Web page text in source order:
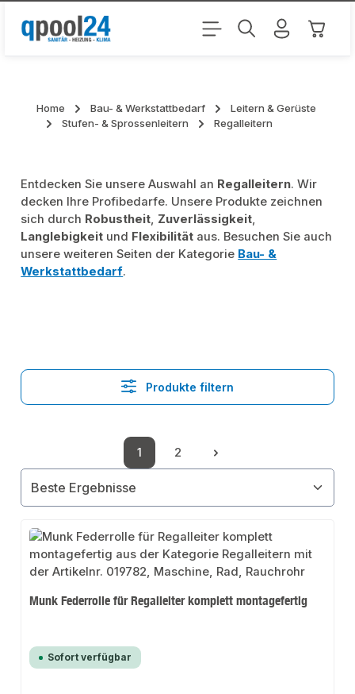
Zum Hauptinhalt springen
Home Bau- & Werkstattbedarf
Leitern & Gerüste
Stufen- & Sprossenleitern
Regalleitern
Entdecken Sie unsere Auswahl an Regalleitern. Wir
decken Ihre Profibedarfe. Unsere Produkte zeichnen
sich durch Robustheit, Zuverlässigkeit,
Langlebigkeit und Flexibilität aus. Besuchen Sie auch
unsere weiteren Seiten der Kategorie Bau- &
Werkstattbedarf.
Produkte filtern
Seite
1
Seite
2
Munk Federrolle für Regalleiter komplett montagefertig
Sofort verfügbar